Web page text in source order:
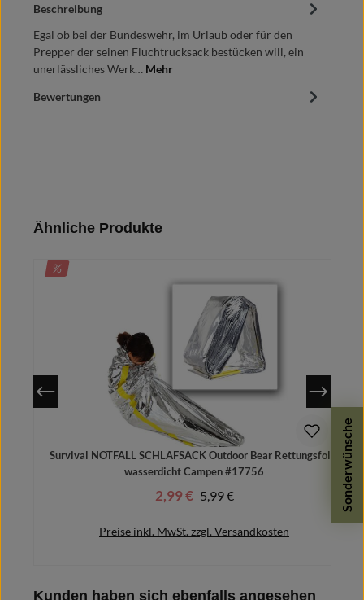
Sonderwünsche
Beschreibung
Egal ob bei der Bundeswehr, im Urlaub oder für den
Prepper der seinen Fluchtrucksack bestücken will, ein
unerlässliches Werk… Mehr
Bewertungen
Produktgalerie überspringen
Ähnliche Produkte
RABATT
%
Survival NOTFALL SCHLAFSACK Outdoor Bear Rettungsfolie
wasserdicht Campen #17756
Verkaufspreis:
2,99 € Regulärer Preis:
5,99 €
Preise inkl. MwSt. zzgl. Versandkosten
Produktgalerie überspringen
Kunden haben sich ebenfalls angesehen